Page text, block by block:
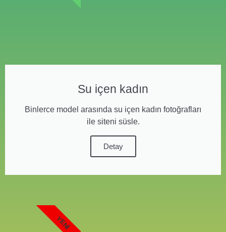
Su içen kadın
Binlerce model arasında su içen kadın fotoğrafları
ile siteni süsle.
Detay
YENI